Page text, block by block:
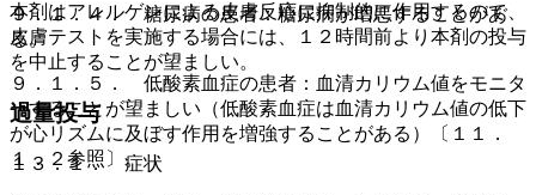
本剤はアレルゲンによる皮膚反応に抑制的に作用するので、
皮膚テストを実施する場合には、１２時間前より本剤の投与
を中止することが望ましい。
過量投与
１３．１． 症状
９．１．４． 糖尿病の患者：糖尿病が増悪することがあ
る。
９．１．５． 低酸素血症の患者：血清カリウム値をモニタ
ーすることが望ましい（低酸素血症は血清カリウム値の低下
が心リズムに及ぼす作用を増強することがある）〔１１．
１．２参照〕。